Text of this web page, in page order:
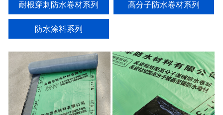
耐根穿刺防水卷材系列 高分子防水卷材系列
防水涂料系列